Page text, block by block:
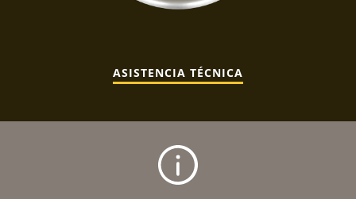
ASISTENCIA TÉCNICA